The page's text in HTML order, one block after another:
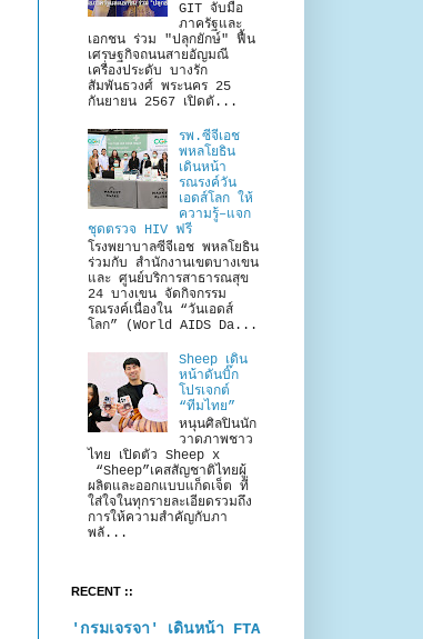
GIT จับมือ
ภาครัฐและ
เอกชน ร่วม "ปลุกยักษ์" ฟื้น
เศรษฐกิจถนนสายอัญมณี
เครื่องประดับ บางรัก
สัมพันธวงศ์ พระนคร 25
กันยายน 2567 เปิดตั...
รพ.ซีจีเอช
พหลโยธิน
เดินหน้า
รณรงค์วัน
เอดส์โลก ให้
ความรู้–แจก
ชุดตรวจ HIV ฟรี
โรงพยาบาลซีจีเอช พหลโยธิน
ร่วมกับ สำนักงานเขตบางเขน
และ ศูนย์บริการสาธารณสุข
24 บางเขน จัดกิจกรรม
รณรงค์เนื่องใน “วันเอดส์
โลก” (World AIDS Da...
Sheep เดิน
หน้าดันบิ๊ก
โปรเจกต์
“ทีมไทย”
หนุนศิลปินนัก
วาดภาพชาว
ไทย เปิดตัว Sheep x
“Sheep”เคสสัญชาติไทยผู้
ผลิตและออกแบบแก็ดเจ็ต ที่
ใส่ใจในทุกรายละเอียดรวมถึง
การให้ความสำคัญกับภา
พลั...
RECENT ::
'กรมเจรจา' เดินหน้า FTA